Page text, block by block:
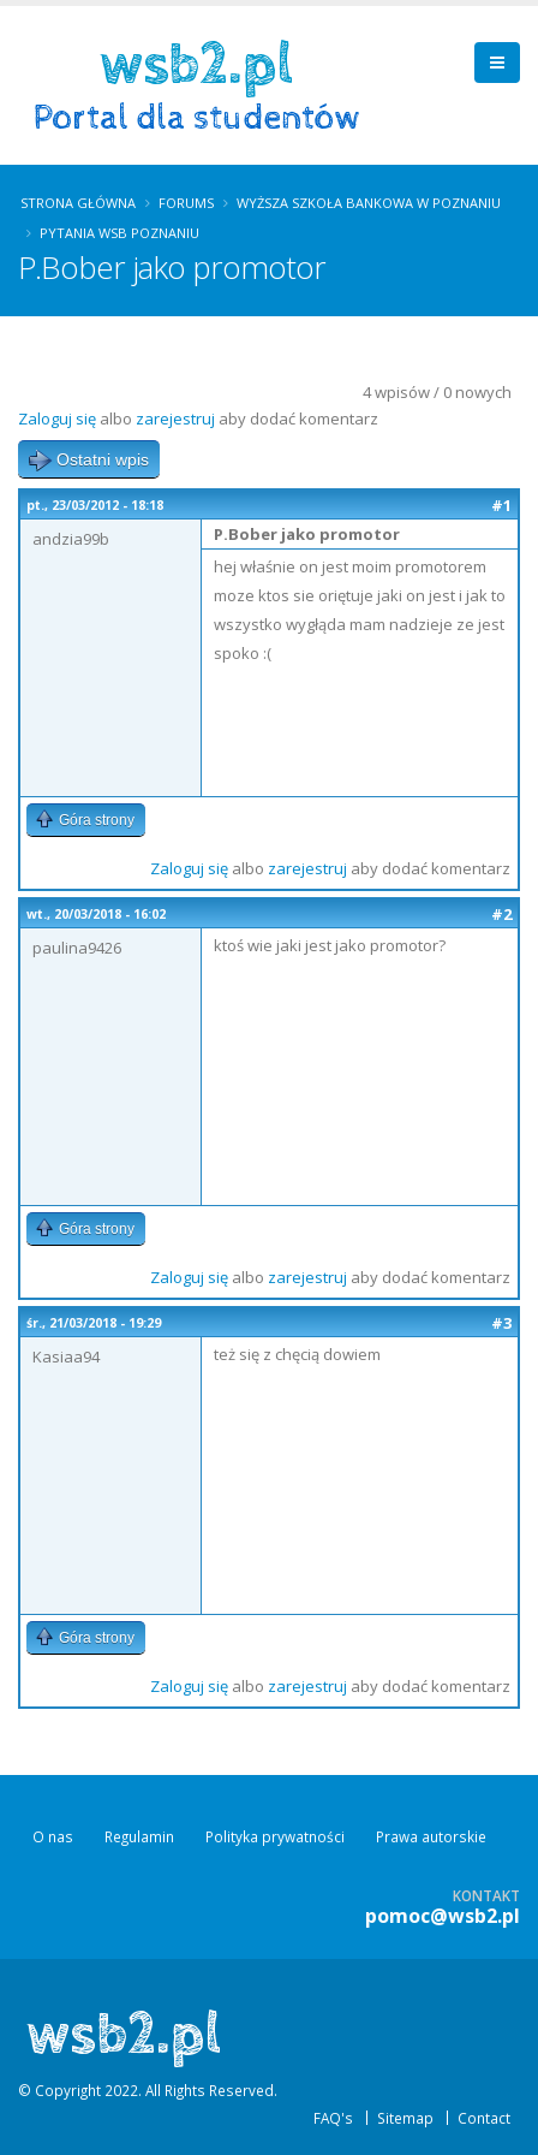
STRONA GŁÓWNA FORUMS
WYŻSZA SZKOŁA BANKOWA W POZNANIU
PYTANIA WSB POZNANIU
P.Bober jako promotor
4 wpisów / 0 nowych
Zaloguj się albo zarejestruj aby dodać komentarz
Ostatni wpis
pt., 23/03/2012 - 18:18
#1
andzia99b
P.Bober jako promotor
hej właśnie on jest moim promotorem
moze ktos sie oriętuje jaki on jest i jak to
wszystko wygłąda mam nadzieje ze jest
spoko :(
Góra strony
Zaloguj sięalbo zarejestruj aby dodać komentarz
wt., 20/03/2018 - 16:02
#2
paulina9426
ktoś wie jaki jest jako promotor?
Góra strony
Zaloguj sięalbo zarejestruj aby dodać komentarz
śr., 21/03/2018 - 19:29
#3
Kasiaa94
też się z chęcią dowiem
Góra strony
Zaloguj sięalbo zarejestruj aby dodać komentarz
O nas Regulamin Polityka prywatności Prawa autorskie
KONTAKT
pomoc@wsb2.pl
© Copyright 2022. All Rights Reserved.
FAQ's
Sitemap Contact